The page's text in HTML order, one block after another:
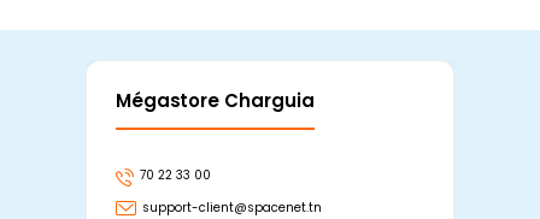
Mégastore Charguia
70 22 33 00
support-client@spacenet.tn